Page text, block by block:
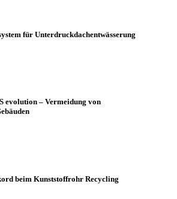
für Unterdruckdachentwässerung
evolution – Vermeidung von
beim Kunststoffrohr Recycling